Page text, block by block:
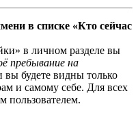
в списке «Кто сейчас
в личном разделе вы
пребывание на
вы будете видны только
и самому себе. Для всех
пользователем.